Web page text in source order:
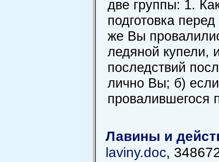
две группы: 1.
подготовка
же Вы
ледяной купели,
последствий
лично Вы; б)
провалившегося
Лавины и
laviny.doc,